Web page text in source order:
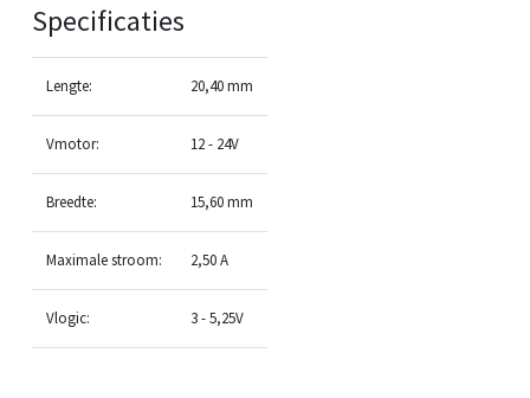
Specificaties
Lengte: 20,40 mm
Vmotor: 12 - 24V
Breedte: 15,60 mm
Maximale stroom: 2,50 A
Vlogic: 3 - 5,25V